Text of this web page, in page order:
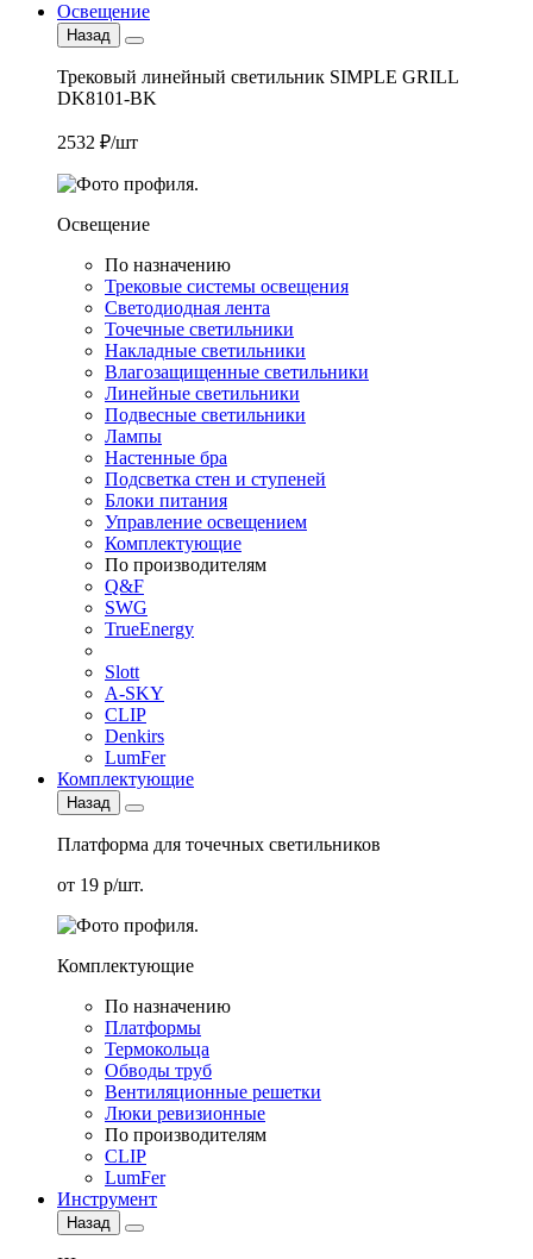
Освещение
Назад
Трековый линейный светильник SIMPLE GRILL
DK8101-BK
2532 ₽/шт
Освещение
По назначению
Трековые системы освещения
Светодиодная лента
Точечные светильники
Накладные светильники
Влагозащищенные светильники
Линейные светильники
Подвесные светильники
Лампы
Настенные бра
Подсветка стен и ступеней
Блоки питания
Управление освещением
Комплектующие
По производителям
Q&F
SWG
TrueEnergy
Slott
A-SKY
CLIP
Denkirs
LumFer
Комплектующие
Назад
Платформа для точечных светильников
от 19 р/шт.
Комплектующие
По назначению
Платформы
Термокольца
Обводы труб
Вентиляционные решетки
Люки ревизионные
По производителям
CLIP
LumFer
Инструмент
Назад